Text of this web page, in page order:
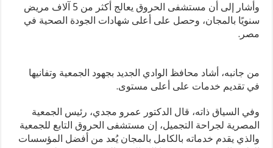
وأشار إلى أن مستشفى الحروق يعالج أكثر من 5 آلاف مريض
سنويًا بالمجان، وحصل على أعلى شهادات الجودة الصحية في
مصر.
من جانبه، أشاد محافظ الوادي الجديد بجهود الجمعية وتفانيها
في تقديم خدمات على أعلى مستوى.
وفي السياق ذاته، قال الدكتور عمرو مجدي، رئيس الجمعية
المصرية لجراحة التجميل، إن مستشفى الحروق التابع للجمعية
والذي يقدم خدماته بالكامل بالمجان يُعد من أفضل المؤسسات